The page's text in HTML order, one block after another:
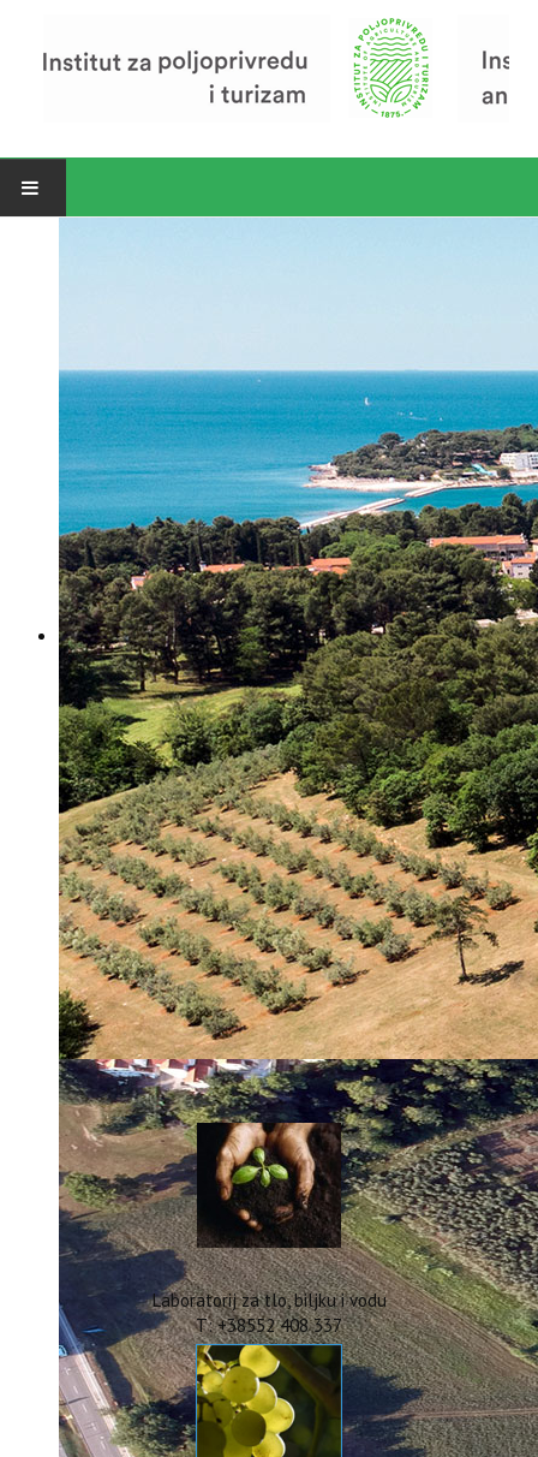
Zavod za poljoprivredu i prehranu
Zavod za ekonomiku i razvoj poljoprivrede
Zavod za turizam
Pokusno poljoprivredno imanje
Zaposlenici
Euraxess
Misija i vizija
Upravno Vijeće
Rad Upravnog vijeća
Znanstveno Vijeće
Rad Znanstvenog vijeća
Etičko povjerenstvo
Etički kodeks
Financiranje
Proračun
Potpore
PROGRAMSKO FINANCIRANJE
Izvještavanje po uredbi
Projekti Instituta
Dialogue4Tourism
REVIVE
WASTEREDUCE
MITOMED+
WINTERMED
CASTWATER
INHERIT
CONSUMLESS PLUS
IstraOILFest
ARHIVA PROJEKATA
IstraECOinclusive
Izdavačka djelatnost
Izbor u znanstvena zvanja
Dokumenti
Statut
Strategija
CIP
Pravo na pristup informacijama
Zaštita osobnih podataka
Godišnji izvještaj
Javna nabava
Natječaji za radna mjesta
Laboratorij za tlo, biljku i vodu
T: +38552 408 337